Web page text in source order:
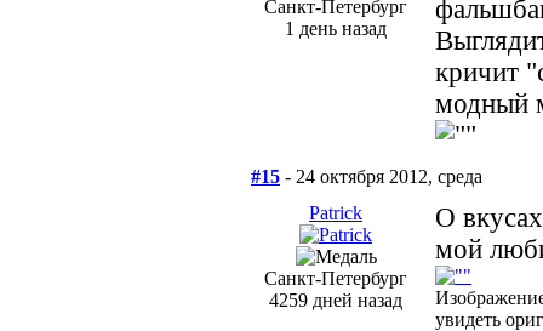
Санкт-Петербург
1 день назад
кричит
модный
#15 - 24 октября 2012, среда
Patrick
Санкт-Петербург
4259 дней назад
О
мой
увидеть